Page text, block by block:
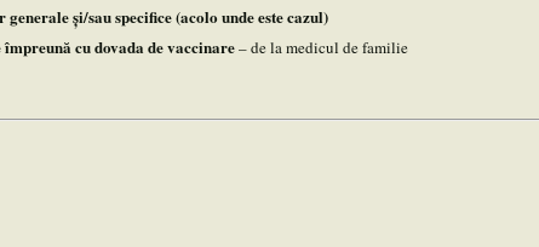
și/sau specifice (acolo unde este cazul)
cu dovada de vaccinare– de la medicul de familie